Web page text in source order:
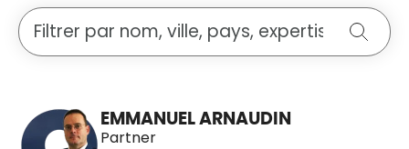
Rechercher une personne
EMMANUEL ARNAUDIN
Partner